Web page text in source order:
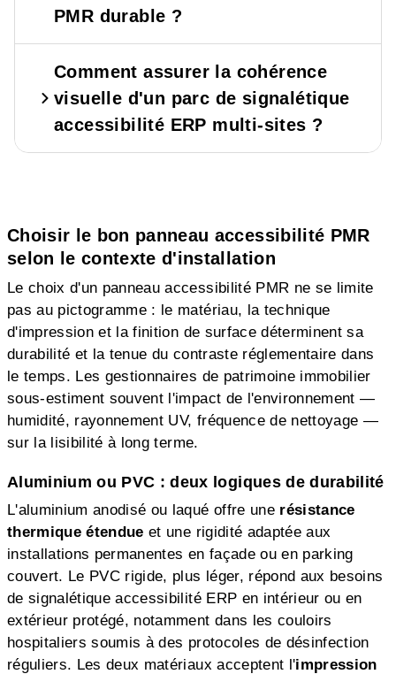
PMR durable ?
Comment assurer la cohérence
visuelle d'un parc de signalétique
accessibilité ERP multi-sites ?
Choisir le bon panneau accessibilité PMR
selon le contexte d'installation
Le choix d'un panneau accessibilité PMR ne se limite
pas au pictogramme : le matériau, la technique
d'impression et la finition de surface déterminent sa
durabilité et la tenue du contraste réglementaire dans
le temps. Les gestionnaires de patrimoine immobilier
sous-estiment souvent l'impact de l'environnement —
humidité, rayonnement UV, fréquence de nettoyage —
sur la lisibilité à long terme.
Aluminium ou PVC : deux logiques de durabilité
L'aluminium anodisé ou laqué offre une résistance
thermique étendue et une rigidité adaptée aux
installations permanentes en façade ou en parking
couvert. Le PVC rigide, plus léger, répond aux besoins
de signalétique accessibilité ERP en intérieur ou en
extérieur protégé, notamment dans les couloirs
hospitaliers soumis à des protocoles de désinfection
réguliers. Les deux matériaux acceptent l'impression